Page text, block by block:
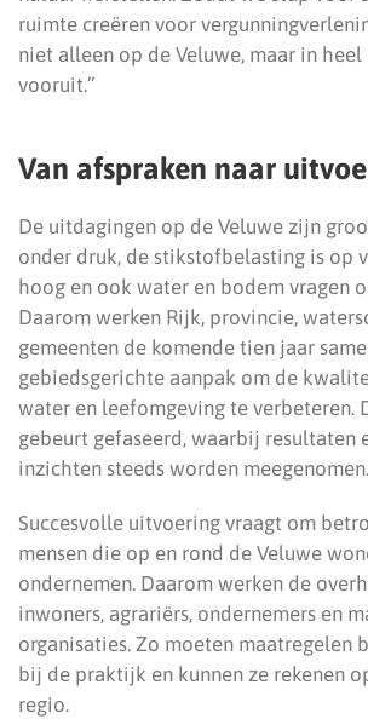
ruimte creëren voor
niet alleen op de Veluwe, maar in
vooruit.”
Van afspraken naar
De uitdagingen op de Veluwe zijn
onder druk, de stikstofbelasting is op
hoog en ook water en bodem vragen
Daarom werken Rijk, provincie,
gemeenten de komende tien jaar
gebiedsgerichte aanpak om de
water en leefomgeving te verbeteren.
gebeurt gefaseerd, waarbij resultaten
inzichten steeds worden meegenomen.
Succesvolle uitvoering vraagt om
mensen die op en rond de Veluwe
ondernemen. Daarom werken de
inwoners, agrariërs, ondernemers en
organisaties. Zo moeten maatregelen
bij de praktijk en kunnen ze rekenen
regio.